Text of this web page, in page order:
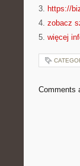
3. https://
4. zobacz
5. więcej
Comments